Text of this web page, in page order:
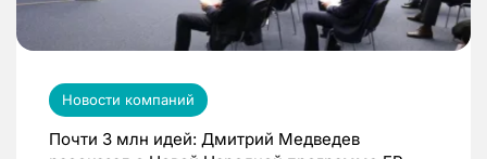
Новости компаний
Почти 3 млн идей: Дмитрий Медведев